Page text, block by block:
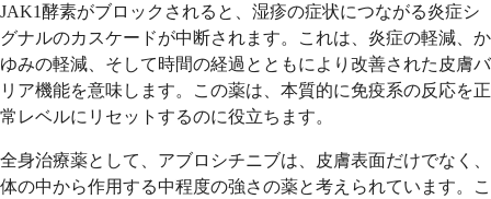
JAK1酵素がブロックされると、湿疹の症状につながる炎症シ
グナルのカスケードが中断されます。これは、炎症の軽減、か
ゆみの軽減、そして時間の経過とともにより改善された皮膚バ
リア機能を意味します。この薬は、本質的に免疫系の反応を正
常レベルにリセットするのに役立ちます。
全身治療薬として、アブロシチニブは、皮膚表面だけでなく、
体の中から作用する中程度の強さの薬と考えられています。こ